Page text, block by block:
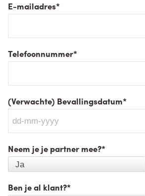
E-mailadres*
Telefoonnummer*
(Verwachte) Bevallingsdatum*
Neem je je partner mee?*
Ben je al klant?*